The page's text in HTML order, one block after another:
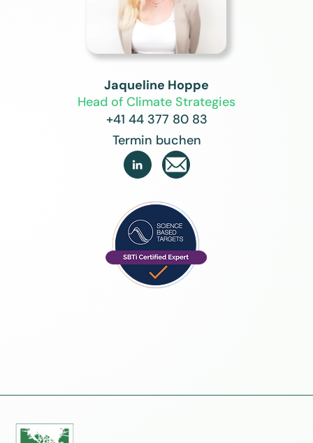
Jaqueline Hoppe
Head of Climate Strategies
+41 44 377 80 83
Termin buchen
